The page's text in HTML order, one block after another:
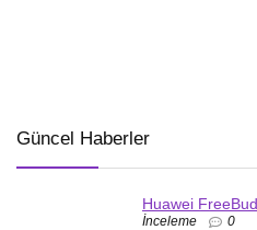
Güncel Haberler
Huawei
İnceleme 0